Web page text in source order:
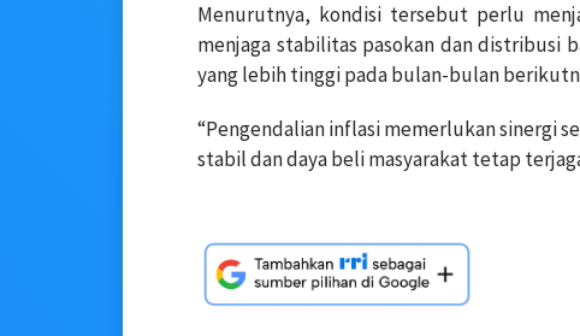
Menurutnya, kondisi tersebut perlu
menjaga stabilitas pasokan dan distribusi
yang lebih tinggi pada bulan-bulan
“Pengendalian inflasi memerlukan sinergi
stabil dan daya beli masyarakat tetap